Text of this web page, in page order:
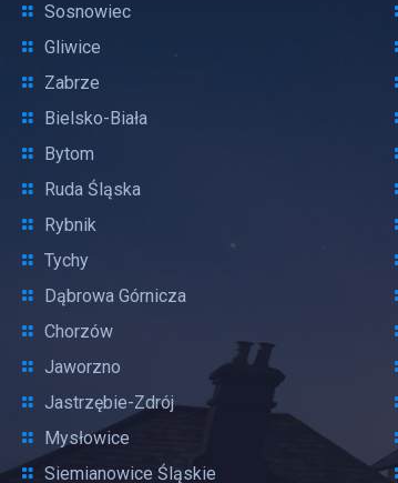
Sosnowiec
Gliwice
Zabrze
Bielsko-Biała
Bytom
Ruda Śląska
Rybnik
Tychy
Dąbrowa Górnicza
Chorzów
Jaworzno
Jastrzębie-Zdrój
Mysłowice
Siemianowice Śląskie